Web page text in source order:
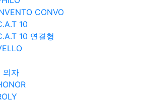
CONVO
10
10 연결형
의자